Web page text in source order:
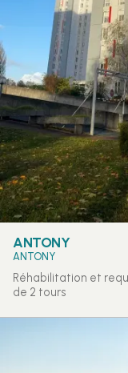
ANTONY
ANTONY
Réhabilitation et
de 2 tours